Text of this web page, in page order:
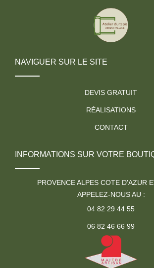
NAVIGUER SUR LE SITE
DEVIS GRATUIT
RÉALISATIONS
CONTACT
INFORMATIONS SUR VOTRE
PROVENCE ALPES COTE D'AZUR
APPELEZ-NOUS AU :
04 82 29 44 55
06 82 46 66 99